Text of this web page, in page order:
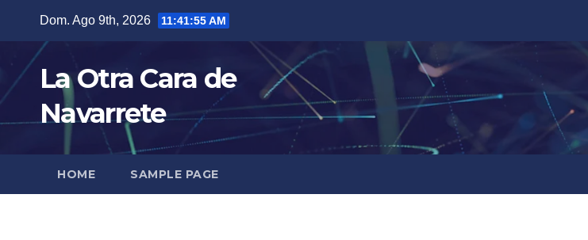
content
Dom. Ago 9th, 2026 11:41:56 AM
La Otra Cara de
Navarrete
HOME SAMPLE PAGE